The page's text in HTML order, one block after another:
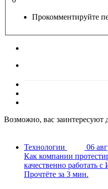
Прокомментируйте
Возможно, вас заинтересуют
Технологии
06
Как компании
качественно работать
Прочтёте за 3 мин.